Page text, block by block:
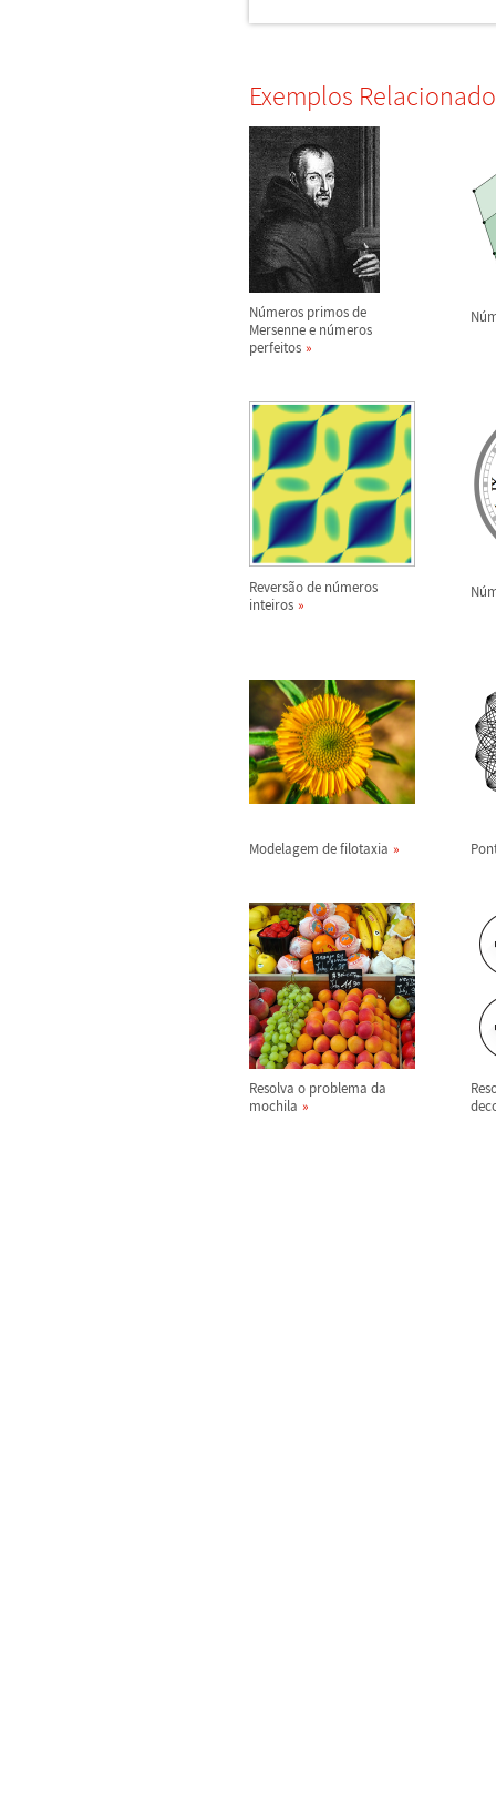
Exemplos
Números primos de
Mersenne e números
perfeitos
Nú
Reversão de números
inteiros
Nú
Modelagem de filotaxia
Resolva o problema da
mochila